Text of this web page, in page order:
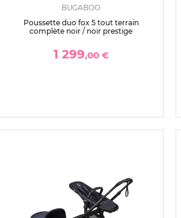
BUGABOO
Poussette duo fox 5 tout terrain
complète noir / noir prestige
1 299,00 €